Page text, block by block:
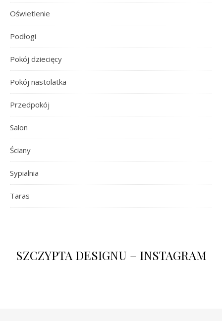
Oświetlenie
Podłogi
Pokój dziecięcy
Pokój nastolatka
Przedpokój
Salon
Ściany
Sypialnia
Taras
SZCZYPTA DESIGNU – INSTAGRAM